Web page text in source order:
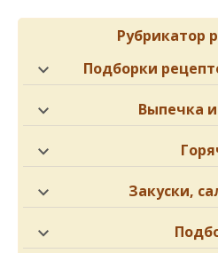
Рубрикатор
Подборки
Выпечка
Закуски,